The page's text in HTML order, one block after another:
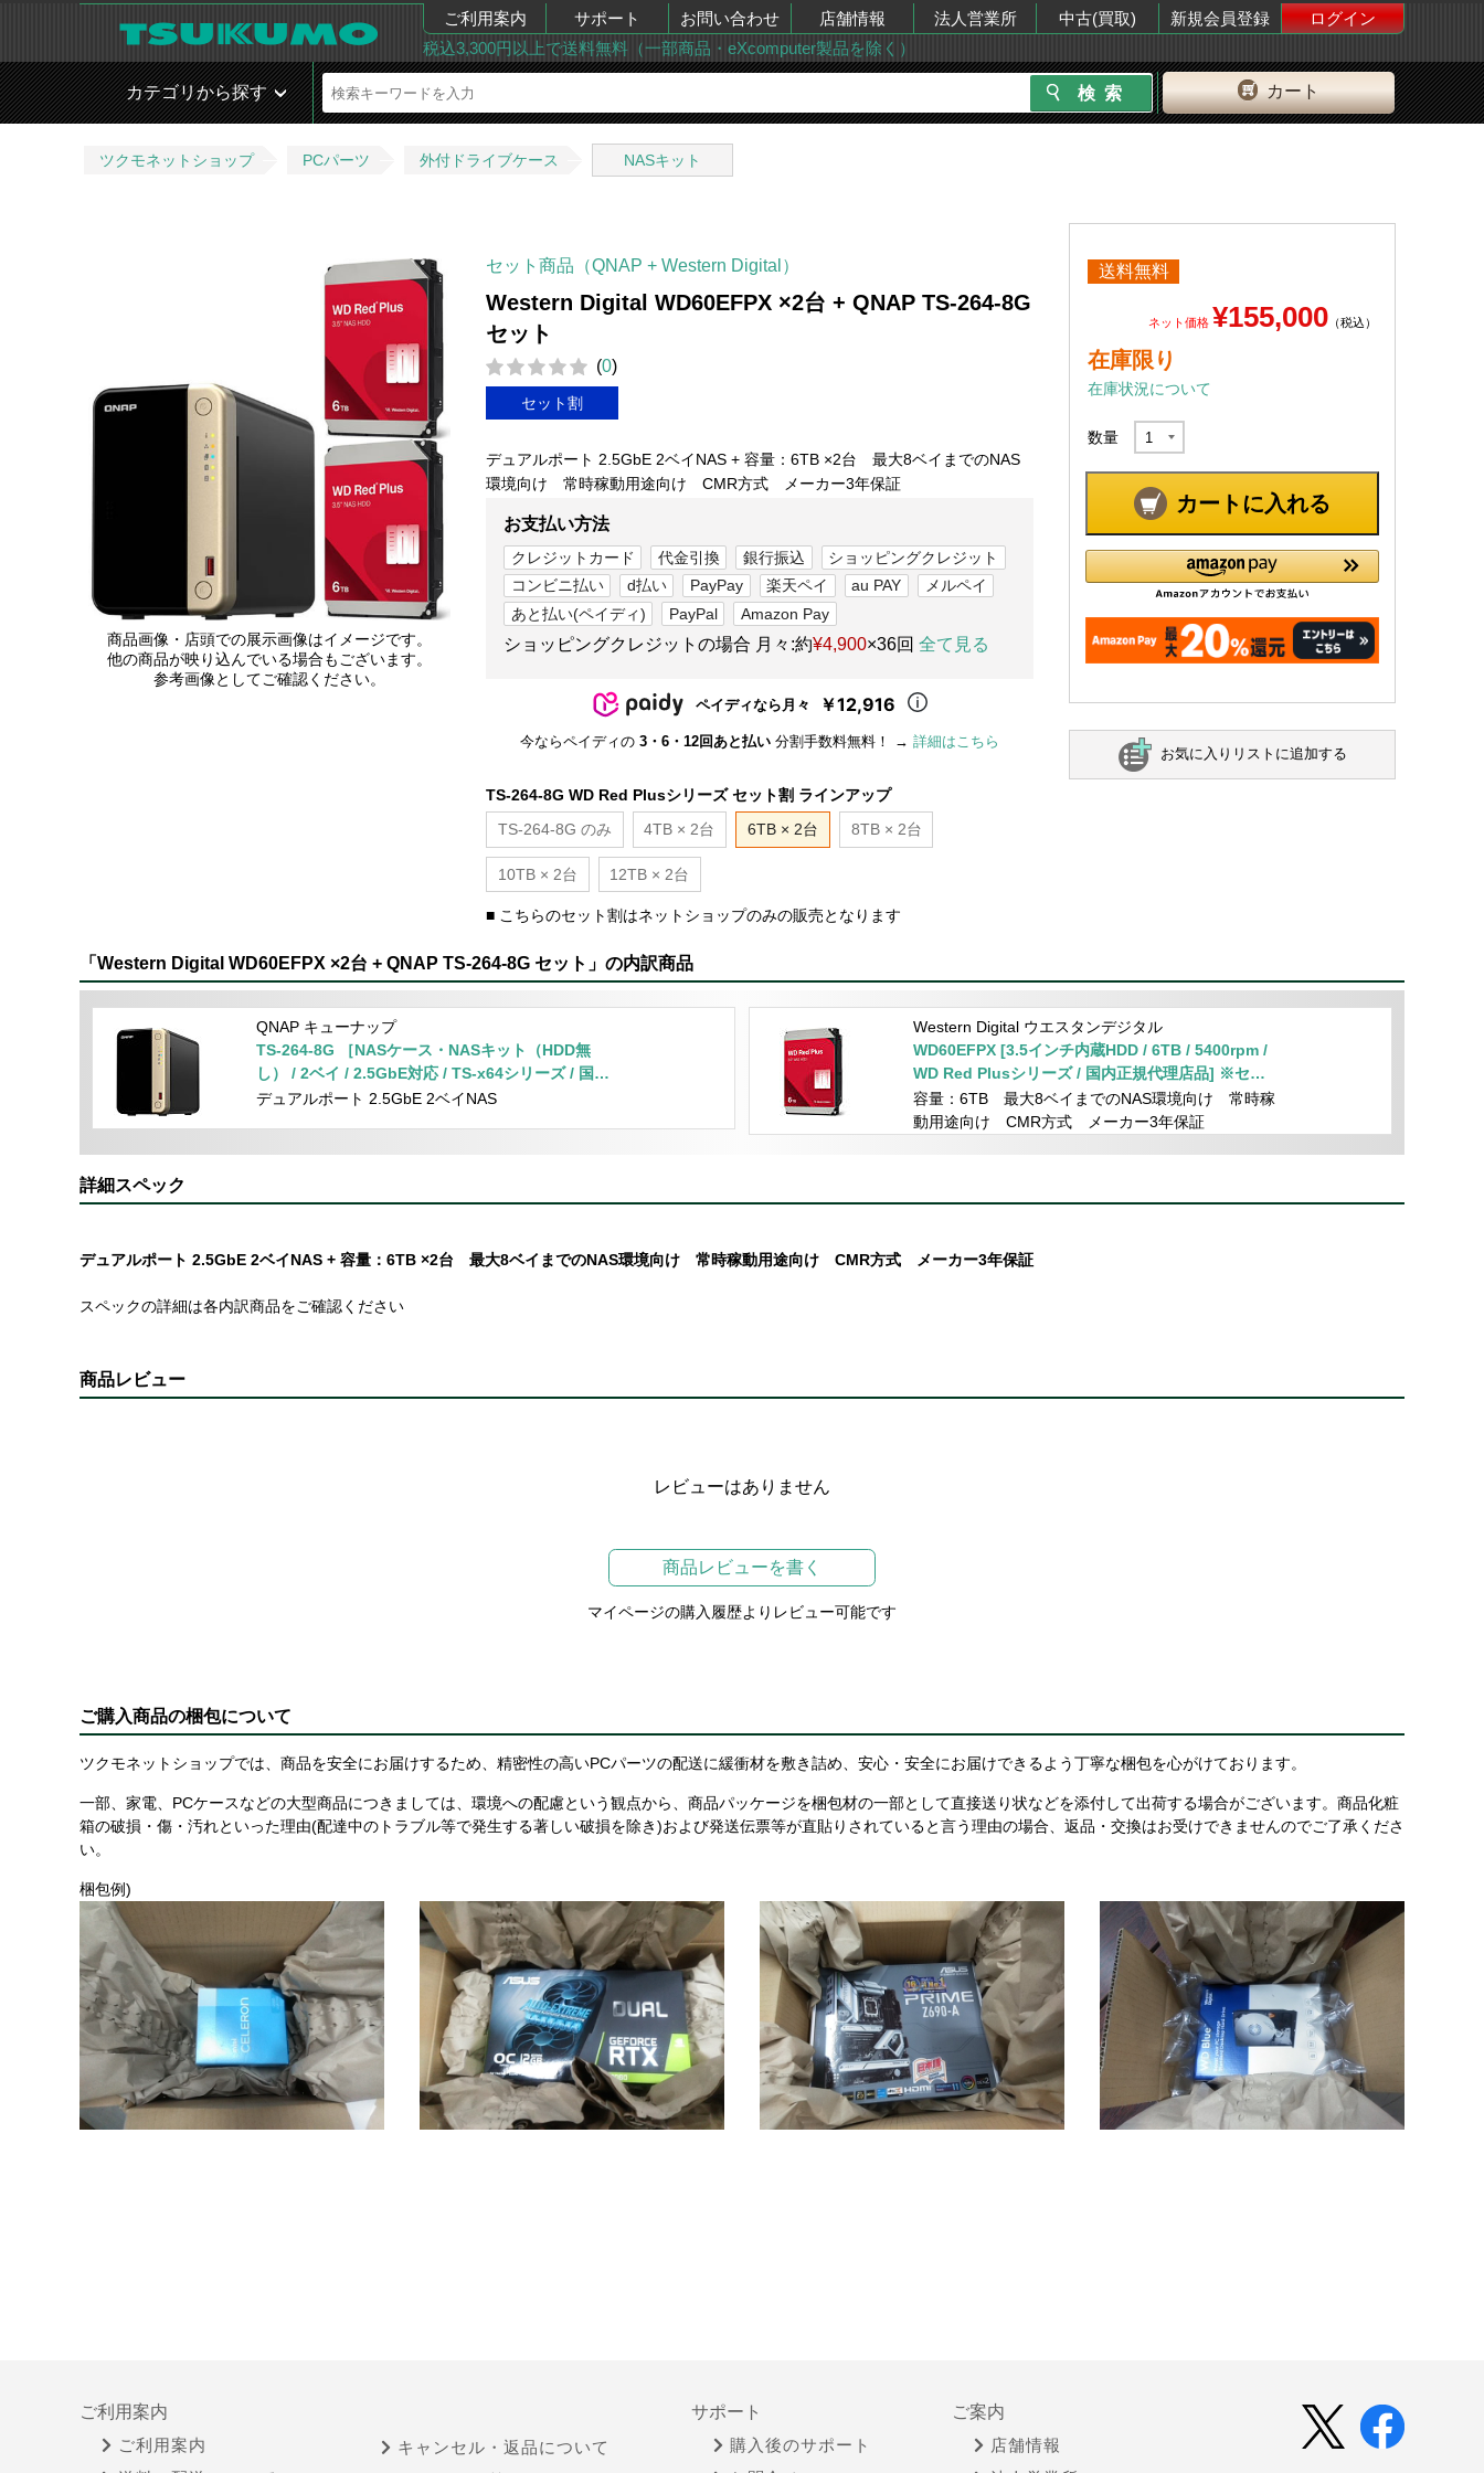
ご利用案内 サポート お問い合わせ 店舗情報 法人営業所 中古(買取) 新規会員登録
ログイン
税込3,300円以上で送料無料（一部商品・eXcomputer製品を除く）
カート
カテゴリから探す
ツクモネットショップ PCパーツ 外付ドライブケース NASキット
商品画像・店頭での展示画像はイメージです。
他の商品が映り込んでいる場合もございます。
参考画像としてご確認ください。
セット商品（QNAP + Western Digital）
Western Digital WD60EFPX ×2台 + QNAP TS-264-8G
セット
(0)
セット割
デュアルポート 2.5GbE 2ベイNAS + 容量：6TB ×2台 最大8ベイまでのNAS
環境向け 常時稼動用途向け CMR方式 メーカー3年保証
お支払い方法
クレジットカード 代金引換 銀行振込
ショッピングクレジット
コンビニ払い
d払い PayPay 楽天ペイ au PAY
メルペイ
あと払い(ペイディ)
PayPal Amazon Pay
ショッピングクレジットの場合 月々:約¥4,900×36回 全て見る
ペイディなら月々 ￥12,916
今ならペイディの 3・6・12回あと払い 分割手数料無料！ → 詳細はこちら
TS-264-8G WD Red Plusシリーズ セット割 ラインアップ
TS-264-8G のみ
4TB × 2台 6TB × 2台 8TB × 2台
10TB × 2台 12TB × 2台
■ こちらのセット割はネットショップのみの販売となります
送料無料
ネット価格 ¥155,000 （税込）
在庫限り
在庫状況について
数量
カートに入れる
お気に入りリストに追加する
「Western Digital WD60EFPX ×2台 + QNAP TS-264-8G セット」の内訳商品
QNAP キューナップ
TS-264-8G ［NASケース・NASキット（HDD無
し） / 2ベイ / 2.5GbE対応 / TS-x64シリーズ / 国内
正規代理店品］
デュアルポート 2.5GbE 2ベイNAS
Western Digital ウエスタンデジタル
WD60EFPX [3.5インチ内蔵HDD / 6TB / 5400rpm /
WD Red Plusシリーズ / 国内正規代理店品] ※セッ
ト販売商品
容量：6TB 最大8ベイまでのNAS環境向け 常時稼
動用途向け CMR方式 メーカー3年保証
詳細スペック
デュアルポート 2.5GbE 2ベイNAS + 容量：6TB ×2台 最大8ベイまでのNAS環境向け 常時稼動用途向け CMR方式 メーカー3年保証
スペックの詳細は各内訳商品をご確認ください
商品レビュー
レビューはありません
商品レビューを書く
マイページの購入履歴よりレビュー可能です
ご購入商品の梱包について
ツクモネットショップでは、商品を安全にお届けするため、精密性の高いPCパーツの配送に緩衝材を敷き詰め、安心・安全にお届けできるよう丁寧な梱包を心がけております。
一部、家電、PCケースなどの大型商品につきましては、環境への配慮という観点から、商品パッケージを梱包材の一部として直接送り状などを添付して出荷する場合がございます。商品化粧
箱の破損・傷・汚れといった理由(配達中のトラブル等で発生する著しい破損を除き)および発送伝票等が直貼りされていると言う理由の場合、返品・交換はお受けできませんのでご了承くださ
い。
梱包例)
ご利用案内
ご利用案内
キャンセル・返品について
サポート
購入後のサポート
ご案内
店舗情報